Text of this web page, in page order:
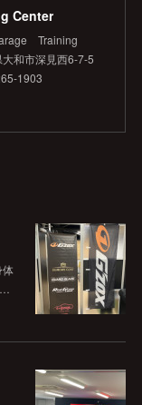
Center
Training
和市深見西6-7-5
1903
体